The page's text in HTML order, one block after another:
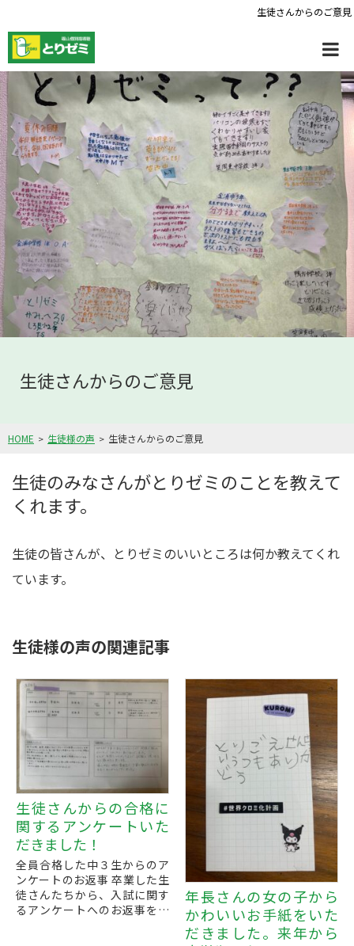
生徒さんからのご意見
生徒さんからのご意見
HOME 生徒様の声 生徒さんからのご意見
生徒のみなさんがとりゼミのことを教えて
くれます。
生徒の皆さんが、とりゼミのいいところは何か教えてくれ
ています。
生徒様の声の関連記事
生徒さんからの合格に
関するアンケートいた
だきました！
全員合格した中３生からのア
ンケートのお返事 卒業した生
徒さんたちから、入試に関す
るアンケートへのお返事をい
年長さんの女の子から
かわいいお手紙をいた
だきました。来年から